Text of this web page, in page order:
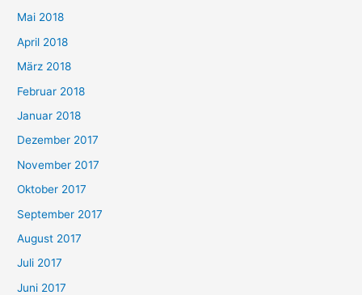
Mai 2018
April 2018
März 2018
Februar 2018
Januar 2018
Dezember 2017
November 2017
Oktober 2017
September 2017
August 2017
Juli 2017
Juni 2017